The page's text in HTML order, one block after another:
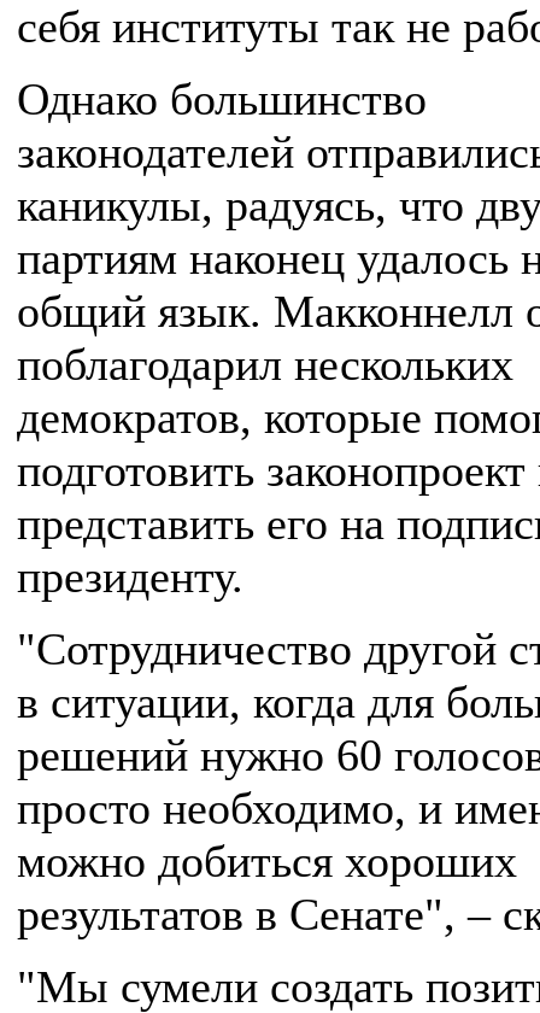
себя институты так не
Однако большинство
законодателей
каникулы, радуясь, что
партиям наконец удалось
общий язык. Макконнелл
поблагодарил нескольких
демократов, которые
подготовить законопроект
представить его на
президенту.
"Сотрудничество другой
в ситуации, когда для
решений нужно 60
просто необходимо, и
можно добиться хороших
результатов в Сенате", –
"Мы сумели создать